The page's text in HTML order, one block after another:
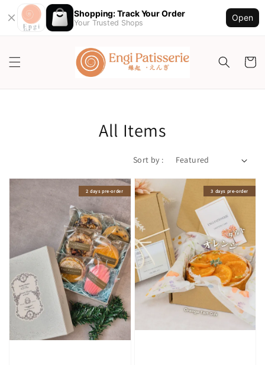
Shopping: Track Your Order
Your Trusted Shops
Open
All Items
Sort by :
2 days pre-order 3 days pre-order